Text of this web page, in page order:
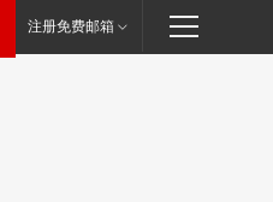
注册免费邮箱